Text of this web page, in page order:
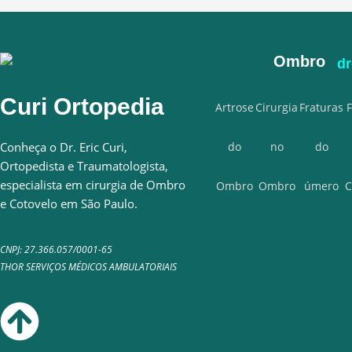
Curi Ortopedia
Conheça o Dr. Eric Curi,
Ortopedista e Traumatologista,
especialista em cirurgia de Ombro
e Cotovelo em São Paulo.
CNPJ: 27.366.057/0001-65
THOR SERVIÇOS MÉDICOS AMBULATORIAIS
Ombro
Artrose
do
Ombro
Cirurgia
no
Ombro
Fraturas
do
úmero